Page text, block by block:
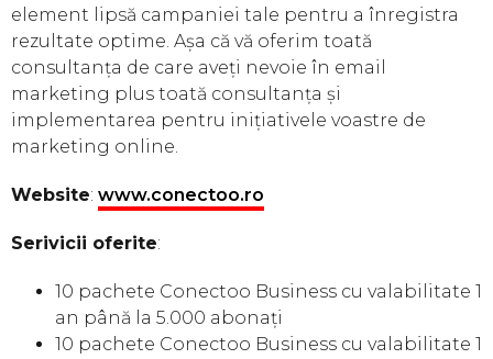
element lipsă campaniei tale pentru a înregistra
rezultate optime. Așa că vă oferim toată
consultanța de care aveți nevoie în email
marketing plus toată consultanța și
implementarea pentru inițiativele voastre de
marketing online.
Website: www.conectoo.ro
Serivicii oferite:
10 pachete Conectoo Business cu valabilitate 1
an până la 5.000 abonați
10 pachete Conectoo Business cu valabilitate 1